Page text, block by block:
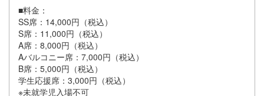
■料金：
SS席：14,000円（税込）
S席：11,000円（税込）
A席：8,000円（税込）
Aバルコニー席：7,000円（税込）
B席：5,000円（税込）
学生応援席：3,000円（税込）
※未就学児入場不可